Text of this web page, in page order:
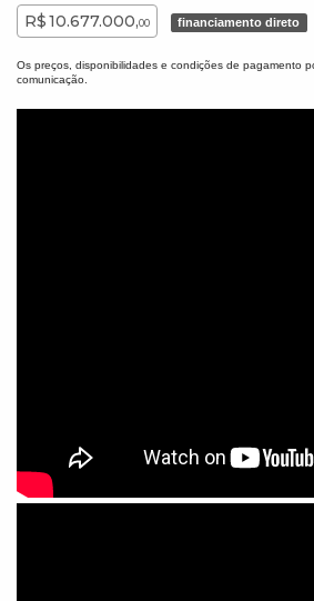
R$ 10.677.000,00 financiamento direto
Os preços, disponibilidades e condições de pagamento
comunicação.